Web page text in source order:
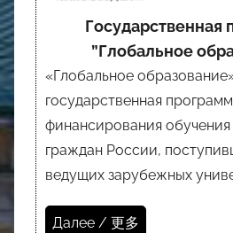
Государственная
”Глобальное
«Глобальное
государственная
финансирования обучения
граждан России,
ведущих зарубежных
Далее / 更多